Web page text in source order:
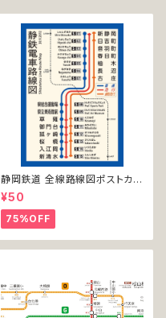
静岡鉄道 全線路線図ポストカー
ド 2017
¥50
75%OFF